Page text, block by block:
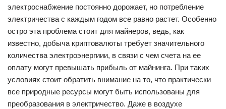
электроснабжение постоянно дорожает, но потребление
электричества с каждым годом все равно растет. Особенно
остро эта проблема стоит для майнеров, ведь, как
известно, добыча криптовалюты требует значительного
количества электроэнергиии, в связи с чем счета на ее
оплату могут превышать прибыль от майнинга. При таких
условиях стоит обратить внимание на то, что практически
все природные ресурсы могут быть использованы для
преобразования в электричество. Даже в воздухе